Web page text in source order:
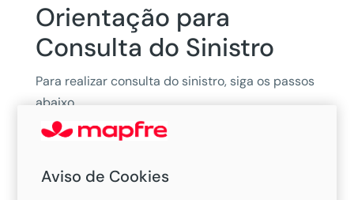
Orientação para
Consulta do Sinistro
Para realizar consulta do sinistro, siga os passos
abaixo.
Telefone Central de Informações:
Aviso de Cookies